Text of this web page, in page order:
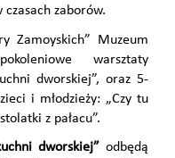
zaborów.
Zamoyskich” Muzeum
warsztaty
dworskiej”, oraz 5-
i młodzieży: „Czy tu
z pałacu”.
dworskiej” odbędą